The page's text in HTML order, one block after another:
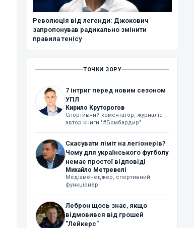
Революція від легенди: Джокович
запропонував радикально змінити
правила тенісу
ТОЧКИ ЗОРУ
7 інтриг перед новим сезоном
УПЛ
Кирило Круторогов
Спортивний коментатор, журналіст,
автор книги "#Бомбардир"
Скасувати ліміт на легіонерів?
Чому для українського футболу
немає простої відповіді
Михайло Метревелі
Медіаменеджер, спортивний
функціонер
Леброн щось знає, якщо
відмовився від грошей
"Лейкерс"